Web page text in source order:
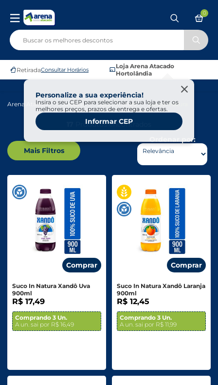
RetiradaConsultar Horários
Loja Arena Atacado
Hortolândia
Personalize a sua experiência!
Insira o seu CEP para selecionar a sua loja e ter os
melhores preços, prazos de entrega e ofertas.
Informar CEP
0
Arena Atacado Bebidas Sucos Inatura Sucos Inatura
Produtos encontrados
Mais Filtros
Ordenar por:
Comprar
Suco In Natura Xandô Uva
900ml
R$ 17,49
Comprando 3 Un.
A un. sai por R$ 16,49
Comprar
Suco In Natura Xandô Laranja
900ml
R$ 12,45
Comprando 3 Un.
A un. sai por R$ 11,99